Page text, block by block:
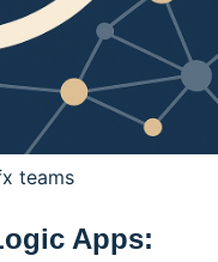
teams
Apps: